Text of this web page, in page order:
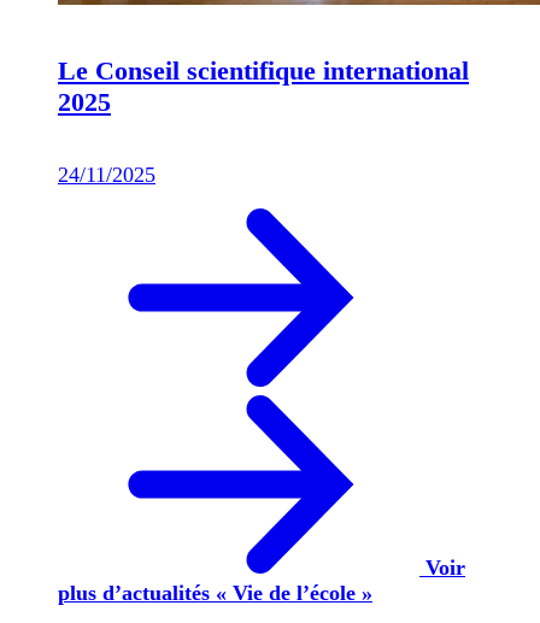
Le Conseil scientifique international
2025
24/11/2025
Voir
plus d’actualités « Vie de l’école »